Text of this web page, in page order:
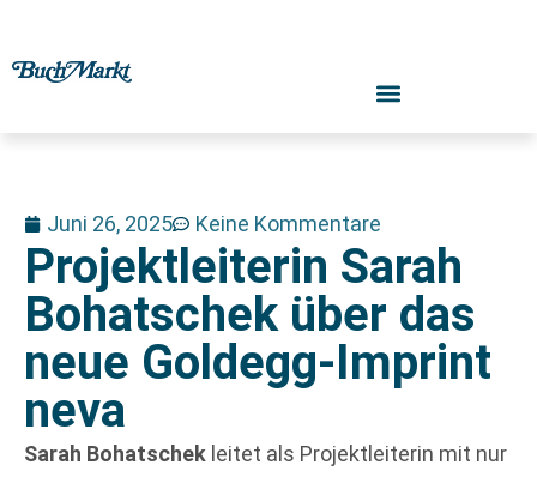
Juni 26, 2025 Keine Kommentare
Projektleiterin Sarah
Bohatschek über das
neue Goldegg-Imprint
neva
Sarah Bohatschek leitet als Projektleiterin mit nur